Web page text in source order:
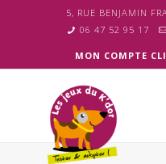
5, RUE BENJAMIN
06 47 52 95 17
MON COMPTE